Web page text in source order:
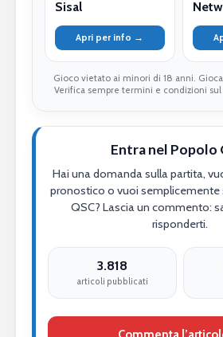
Sisal
Apri per info →
Gioco vietato ai minori di 18 anni.
Verifica sempre termini e condizioni sul
Entra nel Popolo
Hai una domanda sulla partita,
pronostico o vuoi semplicemente
QSC? Lascia un commento:
risponderti.
3.818
articoli pubblicati